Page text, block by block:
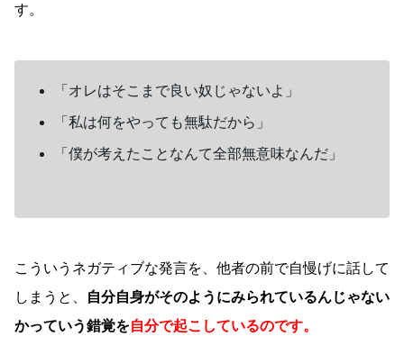
す。
「オレはそこまで良い奴じゃないよ」
「私は何をやっても無駄だから」
「僕が考えたことなんて全部無意味なんだ」
こういうネガティブな発言を、他者の前で自慢げに話して
しまうと、
自分自身がそのようにみられているんじゃない
かっていう錯覚を自分で起こしているのです。